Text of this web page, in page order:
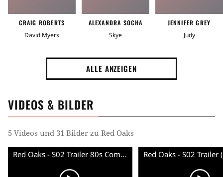
CRAIG ROBERTS
David Myers
ALEXANDRA SOCHA
Skye
JENNIFER GREY
Judy
ALLE ANZEIGEN
VIDEOS & BILDER
5 Videos und 31 Bilder zu Red Oaks
Red Oaks - S02 Trailer 80s Commercial (English) HD